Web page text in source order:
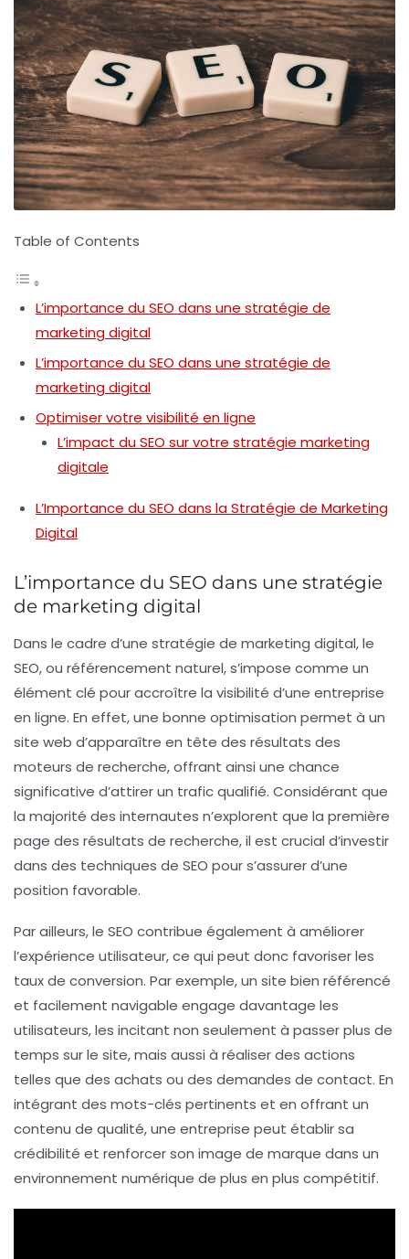
Table of Contents
L’importance du SEO dans une stratégie de
marketing digital
L’importance du SEO dans une stratégie de
marketing digital
Optimiser votre visibilité en ligne
L’impact du SEO sur votre stratégie marketing
digitale
L’Importance du SEO dans la Stratégie de Marketing
Digital
L’importance du SEO dans une stratégie
de marketing digital
Dans le cadre d’une stratégie de marketing digital, le
SEO, ou référencement naturel, s’impose comme un
élément clé pour accroître la visibilité d’une entreprise
en ligne. En effet, une bonne optimisation permet à un
site web d’apparaître en tête des résultats des
moteurs de recherche, offrant ainsi une chance
significative d’attirer un trafic qualifié. Considérant que
la majorité des internautes n’explorent que la première
page des résultats de recherche, il est crucial d’investir
dans des techniques de SEO pour s’assurer d’une
position favorable.
Par ailleurs, le SEO contribue également à améliorer
l’expérience utilisateur, ce qui peut donc favoriser les
taux de conversion. Par exemple, un site bien référencé
et facilement navigable engage davantage les
utilisateurs, les incitant non seulement à passer plus de
temps sur le site, mais aussi à réaliser des actions
telles que des achats ou des demandes de contact. En
intégrant des mots-clés pertinents et en offrant un
contenu de qualité, une entreprise peut établir sa
crédibilité et renforcer son image de marque dans un
environnement numérique de plus en plus compétitif.